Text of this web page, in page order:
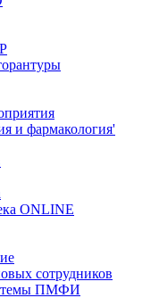
и фармакология'
ONLINE
сотрудников
ПМФИ